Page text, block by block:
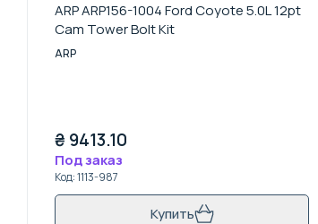
ARP ARP156-1004 Ford Coyote 5.0L 12pt
Cam Tower Bolt Kit
ARP
₴ 9413.10
Под заказ
Код:1113-987
Купить